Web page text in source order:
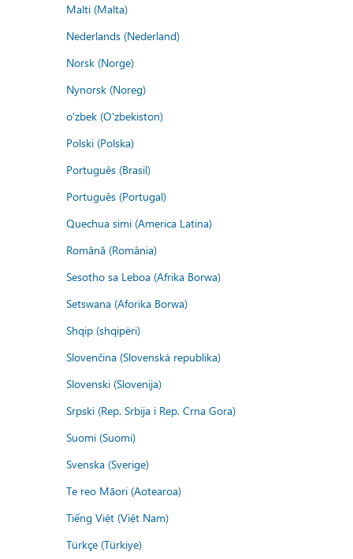
Malti (Malta)
Nederlands (Nederland)
Norsk (Norge)
Nynorsk (Noreg)
o'zbek (O'zbekiston)
Polski (Polska)
Português (Brasil)
Português (Portugal)
Quechua simi (America Latina)
Română (România)
Sesotho sa Leboa (Afrika Borwa)
Setswana (Aforika Borwa)
Shqip (shqipëri)
Slovenčina (Slovenská republika)
Slovenski (Slovenija)
Srpski (Rep. Srbija i Rep. Crna Gora)
Suomi (Suomi)
Svenska (Sverige)
Te reo Māori (Aotearoa)
Tiếng Việt (Việt Nam)
Türkçe (Türkiye)